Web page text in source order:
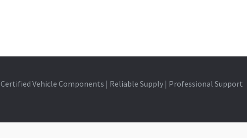
Certified Vehicle Components | Reliable Supply | Professional Support